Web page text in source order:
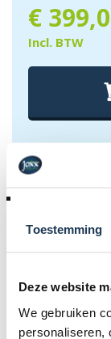
Toestemming
Deze website
We gebruiken
personaliseren,
€
Incl. BTW
Specificaties